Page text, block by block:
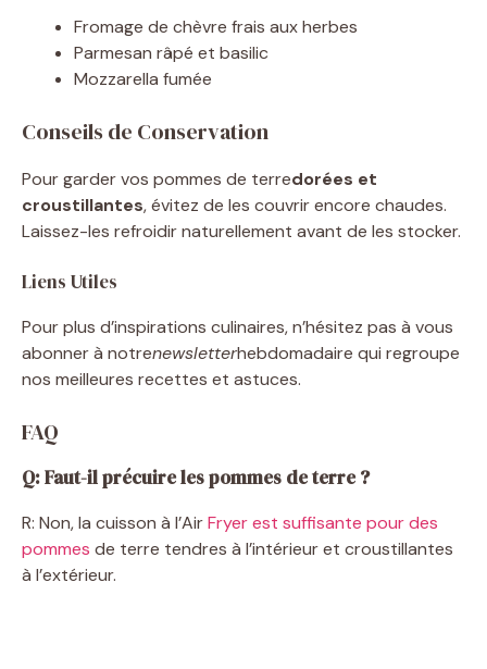
Fromage de chèvre frais aux herbes
Parmesan râpé et basilic
Mozzarella fumée
Conseils de Conservation
Pour garder vos pommes de terredorées et
croustillantes, évitez de les couvrir encore chaudes.
Laissez-les refroidir naturellement avant de les stocker.
Liens Utiles
Pour plus d’inspirations culinaires, n’hésitez pas à vous
abonner à notrenewsletterhebdomadaire qui regroupe
nos meilleures recettes et astuces.
FAQ
Q: Faut-il précuire les pommes de terre ?
R: Non, la cuisson à l’AirFryer est suffisante pour des
pommes de terre tendres à l’intérieur et croustillantes
à l’extérieur.